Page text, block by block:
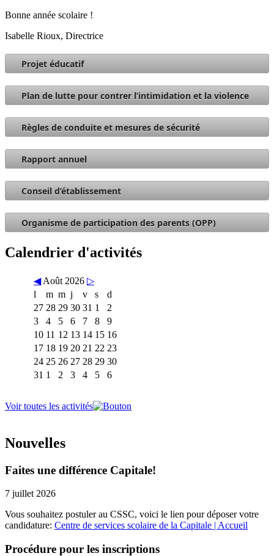
Bonne année scolaire !
Isabelle Rioux, Directrice
Projet éducatif
Plan de lutte pour contrer l’intimidation et la violence
Règles de conduite et mesures de sécurité
Rapport annuel
Conseil d’établissement
Organisme de participation des parents (OPP)
Calendrier d'activités
◀ Août 2026 ▷
l
m m j v s
d
27 28 29 30 31 1
2
3
4 5 6 7 8
9
10 11 12 13 14 15 16
17 18 19 20 21 22 23
24 25 26 27 28 29 30
31 1 2 3 4 5 6
Voir toutes les activités
Nouvelles
Faites une différence Capitale!
7 juillet 2026
Vous souhaitez postuler au CSSC, voici le lien pour déposer votre
candidature: Centre de services scolaire de la Capitale | Accueil
Procédure pour les inscriptions